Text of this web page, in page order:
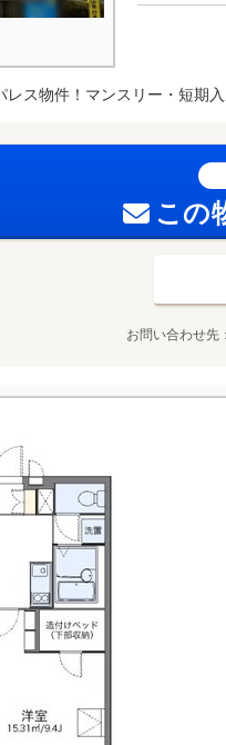
レス物件！マンスリー・短期
この
お問い合わせ先